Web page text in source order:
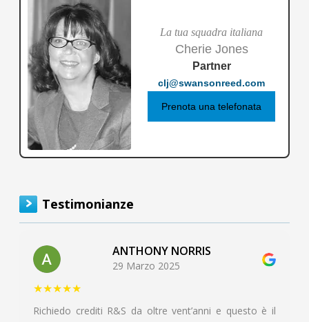
La tua squadra italiana
Cherie Jones
Partner
clj@swansonreed.com
Prenota una telefonata
Testimonianze
ANTHONY NORRIS
29 Marzo 2025
★★★★★
Richiedo crediti R&S da oltre vent’anni e questo è il